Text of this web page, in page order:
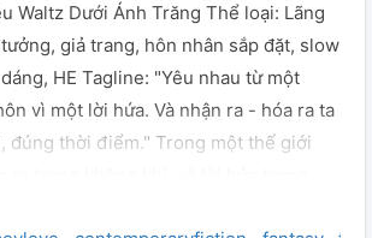
Waltz Dưới Ánh Trăng Thể loại: Lãng
giả trang, hôn nhân sắp đặt, slow
HE Tagline: "Yêu nhau từ một
vì một lời hứa. Và nhận ra - hóa ra ta
đúng thời điểm." Trong một thế giới
thành định mệnh, hai vương quốc